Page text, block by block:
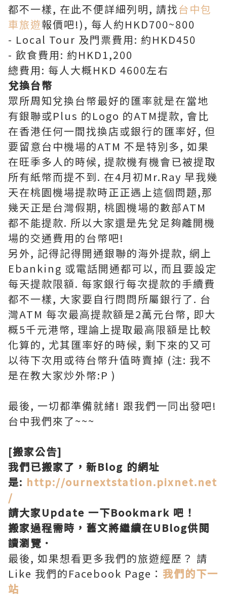
都不一樣, 在此不便詳細列明, 請找台中包
車旅遊報價吧!), 每人約HKD700~800
- Local Tour 及門票費用: 約HKD450
- 飲食費用: 約HKD1,200
總費用: 每人大概HKD 4600左右
兌換台幣
眾所周知兌換台幣最好的匯率就是在當地
有銀聯或Plus 的Logo 的ATM提款, 會比
在香港任何一間找換店或銀行的匯率好, 但
要留意台中機場的ATM 不是特別多, 如果
在旺季多人的時候, 提款機有機會已被提取
所有紙幣而提不到. 在4月初Mr.Ray 早我幾
天在桃園機場提款時正正遇上這個問題,那
幾天正是台灣假期, 桃園機場的數部ATM
都不能提款. 所以大家還是先兌足夠離開機
場的交通費用的台幣吧!
另外, 記得記得開通銀聯的海外提款, 網上
Ebanking 或電話開通都可以, 而且要設定
每天提款限額. 每家銀行每次提款的手續費
都不一樣, 大家要自行問問所屬銀行了. 台
灣ATM 每次最高提款額是2萬元台幣, 即大
概5千元港幣, 理論上提取最高限額是比較
化算的, 尤其匯率好的時候, 剩下來的又可
以待下次用或待台幣升值時賣掉 (注: 我不
是在教大家炒外幣:P )
最後, 一切都準備就緒! 跟我們一同出發吧!
台中我們來了~~~
[搬家公告]
我們已搬家了，新Blog 的網址
是: http://ournextstation.pixnet.net
/
請大家Update 一下Bookmark 吧！
搬家過程需時，舊文將繼續在UBlog供閱
讀瀏覽．
最後, 如果想看更多我們的旅遊經歷？ 請
Like 我們的Facebook Page： 我們的下一
站